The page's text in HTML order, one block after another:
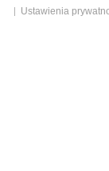
Ustawienia